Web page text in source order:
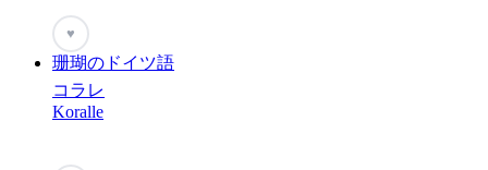
♥
珊瑚のドイツ語
コラレ
Koralle